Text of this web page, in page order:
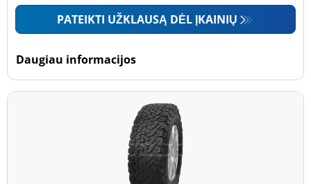
PATEIKTI UŽKLAUSĄ DĖL ĮKAINIŲ
Daugiau informacijos